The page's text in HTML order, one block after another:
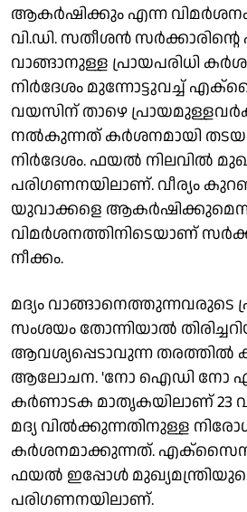
ആകർഷിക്കും എന്ന
വി.ഡി. സതീശൻ സർക്കാരിന്റെ
വാങ്ങാനുള്ള പ്രായപരിധി
നിർദേശം മുന്നോട്ടുവച്ച്
വയസിന് താഴെ
നൽകുന്നത് കർശനമായി
നിർദേശം. ഫയൽ നിലവിൽ
പരിഗണനയിലാണ്. വീര്യം
യുവാക്കളെ ആകർഷിക്കുമെന്ന
വിമർശനത്തിനിടെയാണ്
നീക്കം.
മദ്യം വാങ്ങാനെത്തുന്നവരുടെ
സംശയം തോന്നിയാൽ
ആവശ്യപ്പെടാവുന്ന തരത്തിൽ
ആലോചന. 'നോ ഐഡി നോ
കര്‍ണാടക മാതൃകയിലാണ് 23
മദ്യ വിൽക്കുന്നതിനുള്ള
കര്‍ശനമാക്കുന്നത്. എക്സൈസ്
ഫയൽ ഇപ്പോള്‍
പരിഗണനയിലാണ്.